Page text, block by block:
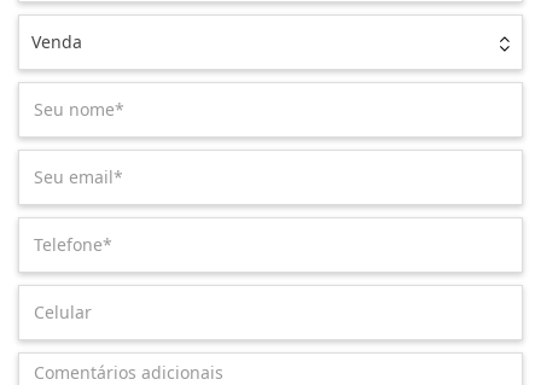
Venda